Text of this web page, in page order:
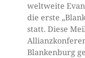
weltweite
die erste
statt. Diese
Blankenburg